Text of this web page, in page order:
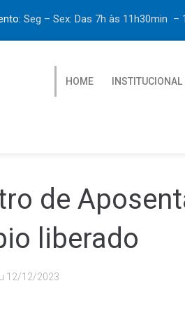
Seg – Sex: Das 7h às 11h30min –
HOME INSTITUCIONAL
de
liberado
12/12/2023